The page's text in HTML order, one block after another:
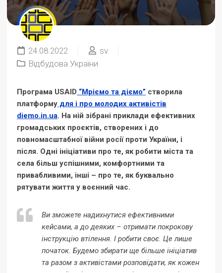
24.08.2022
sv
Відбудова України
Програма USAID “Мріємо та діємо” створила
платформу для і про молодих активістів
diemo.in.ua. На ній зібрані приклади ефективних
громадських проєктів, створених і до
повномасштабної війни росії проти України, і
після. Одні ініціативи про те, як робити міста та
села більш успішними, комфортними та
привабливими, інші – про те, як буквально
рятувати життя у воєнний час.
Ви зможете надихнутися ефективними
кейсами, а до деяких – отримати покрокову
інструкцію втілення. І робити своє. Це лише
початок. Будемо збирати ще більше ініціатив
та разом з активістами розповідати, як кожен